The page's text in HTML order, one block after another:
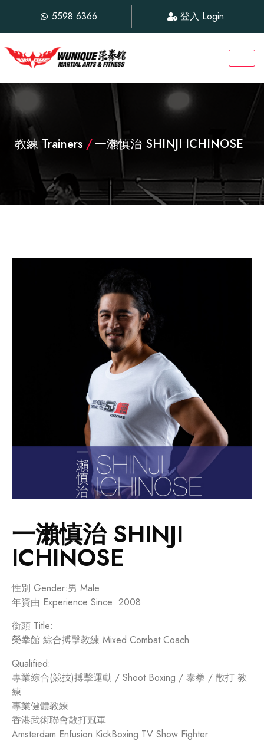
5598 6366 登入 Login
教練 Trainers /一瀨慎治 SHINJI ICHINOSE
一瀨慎治 SHINJI
ICHINOSE
性別 Gender:男 Male
年資由 Experience Since: 2008
銜頭 Title:
榮拳館 綜合搏擊教練 Mixed Combat Coach
Qualified:
專業綜合(競技)搏擊運動 / Shoot Boxing / 泰拳 / 散打 教
練
專業健體教練
香港武術聯會散打冠軍
Amsterdam Enfusion KickBoxing TV Show Fighter